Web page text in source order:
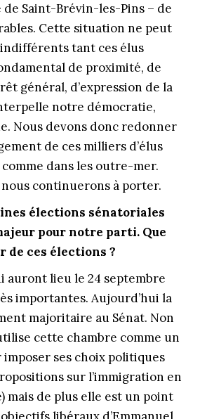
de Saint-Brévin-les-Pins – de
Cette situation ne peut
tant ces élus
de proximité, de
général, d’expression de la
notre démocratie,
Nous devons donc redonner
de ces milliers d’élus
comme dans les outre-mer.
nous continuerons à porter.
élections sénatoriales
pour notre parti. Que
de ces élections ?
auront lieu le 24 septembre
importantes. Aujourd’hui la
majoritaire au Sénat. Non
cette chambre comme un
ses choix politiques
sur l’immigration en
mais de plus elle est un point